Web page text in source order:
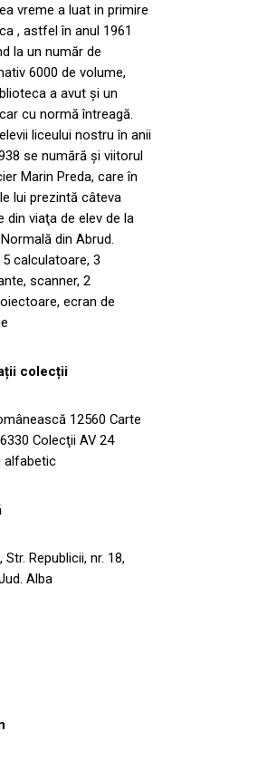
vreme a luat in primire
, astfel în anul 1961
la un număr de
6000 de volume,
a avut şi un
cu normă întreagă.
liceului nostru în anii
se numără şi viitorul
Marin Preda, care în
lui prezintă câteva
din viaţa de elev de la
din Abrud.
calculatoare, 3
scanner, 2
ecran de
colecții
12560 Carte
Colecţii AV 24
alfabetic
Str. Republicii, nr. 18,
Alba